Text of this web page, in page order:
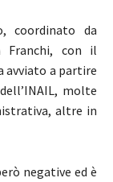
coordinato da
Franchi, con il
avviato a partire
molte
altre in
negative ed è